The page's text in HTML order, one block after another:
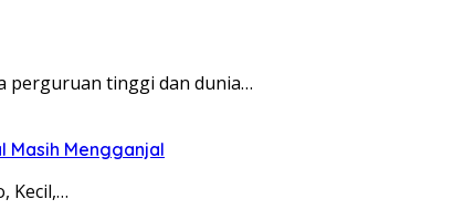
perguruan tinggi dan dunia…
Masih Mengganjal
Kecil,…